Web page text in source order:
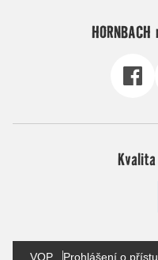
VOP Prohlášení o